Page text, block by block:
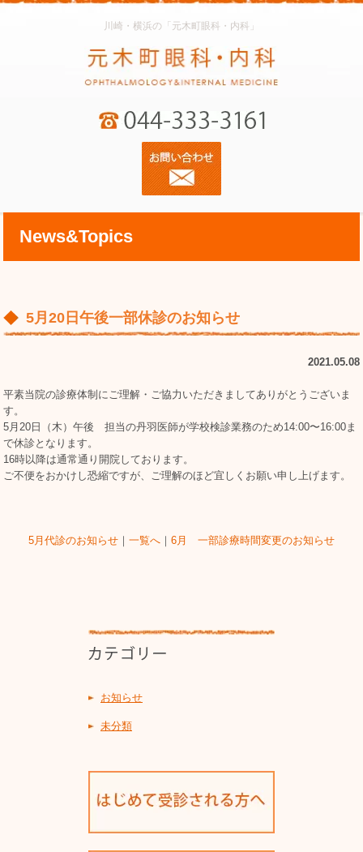
川崎・横浜の「元木町眼科・内科」
News&Topics
5月20日午後一部休診のお知らせ
2021.05.08
平素当院の診療体制にご理解・ご協力いただきましてありがとうございま
す。
5月20日（木）午後 担当の丹羽医師が学校検診業務のため14:00〜16:00ま
で休診となります。
16時以降は通常通り開院しております。
ご不便をおかけし恐縮ですが、ご理解のほど宜しくお願い申し上げます。
5月代診のお知らせ ｜ 一覧へ ｜ 6月 一部診療時間変更のお知らせ
お知らせ
未分類